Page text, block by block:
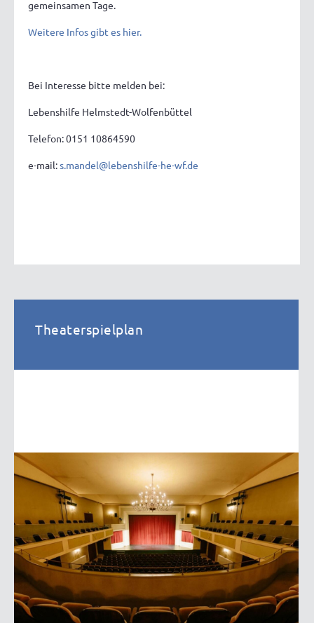
gemeinsamen Tage.
Weitere Infos gibt es hier.
Bei Interesse bitte melden bei:
Lebenshilfe Helmstedt-Wolfenbüttel
Telefon: 0151 10864590
e-mail:s.mandel@lebenshilfe-he-wf.de
Theaterspielplan